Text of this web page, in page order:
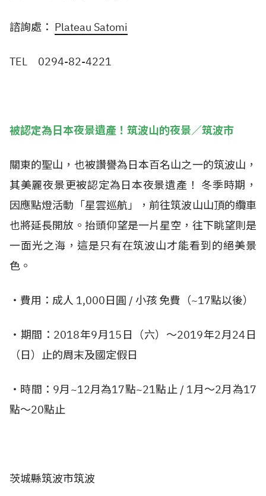
諮詢處： Plateau Satomi
TEL 0294-82-4221
被認定為日本夜景遺產！筑波山的夜景／筑波市
關東的聖山，也被讚譽為日本百名山之一的筑波山，
其美麗夜景更被認定為日本夜景遺產！ 冬季時期，
因應點燈活動「星雲巡航」，前往筑波山山頂的纜車
也將延長開放。抬頭仰望是一片星空，往下眺望則是
一面光之海，這是只有在筑波山才能看到的絕美景
色。
・費用：成人 1,000日圓 / 小孩 免費（~17點以後）
・期間：2018年9月15日（六）～2019年2月24日
（日）止的周末及國定假日
・時間：9月~12月為17點~21點止 / 1月～2月為17
點～20點止
茨城縣筑波市筑波